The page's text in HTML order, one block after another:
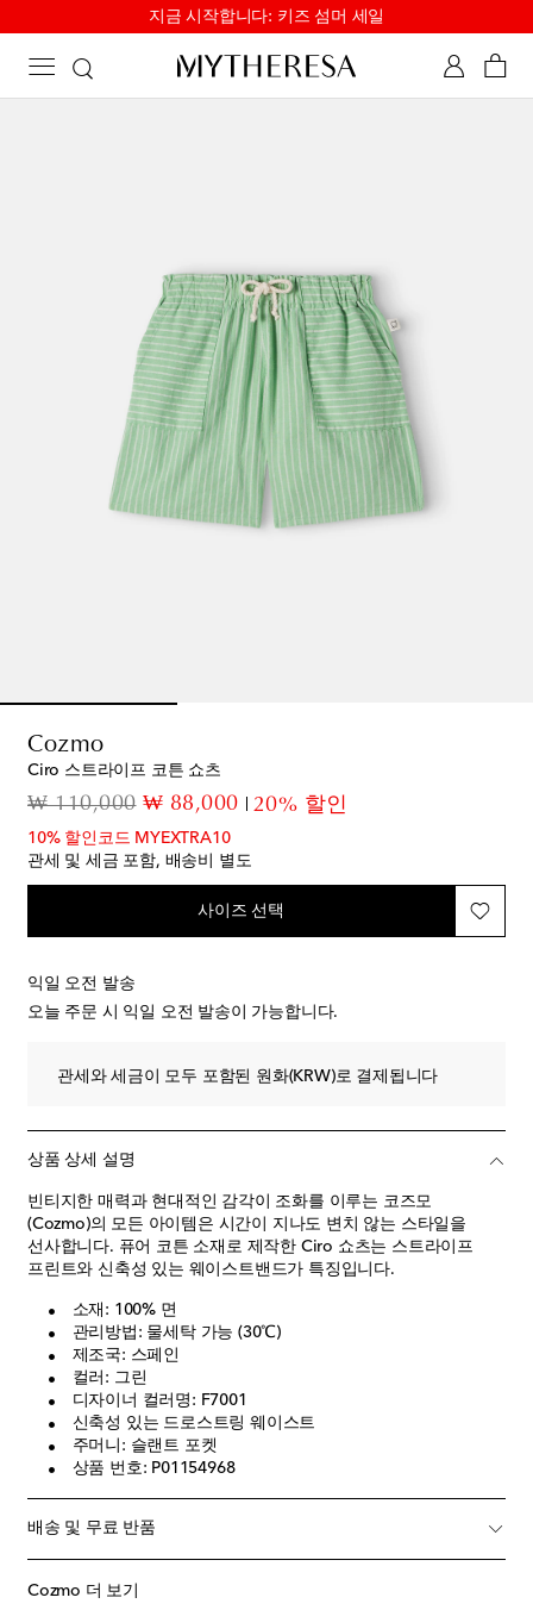
지금 시작합니다: 키즈 섬머 세일
Cozmo
Ciro 스트라이프 코튼 쇼츠
₩ 110,000original price
₩ 88,000discount price
20% 할인
10% 할인코드 MYEXTRA10
관세 및 세금 포함, 배송비 별도
사이즈 선택
익일 오전 발송
오늘 주문 시 익일 오전 발송이 가능합니다.
관세와 세금이 모두 포함된 원화(KRW)로 결제됩니다
상품 상세 설명
빈티지한 매력과 현대적인 감각이 조화를 이루는 코즈모
(Cozmo)의 모든 아이템은 시간이 지나도 변치 않는 스타일을
선사합니다. 퓨어 코튼 소재로 제작한 Ciro 쇼츠는 스트라이프
프린트와 신축성 있는 웨이스트밴드가 특징입니다.
소재: 100% 면
관리방법: 물세탁 가능 (30℃)
제조국: 스페인
컬러: 그린
디자이너 컬러명: F7001
신축성 있는 드로스트링 웨이스트
주머니: 슬랜트 포켓
상품 번호: P01154968
배송 및 무료 반품
Cozmo 더 보기